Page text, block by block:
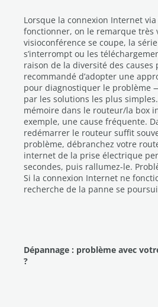
Lorsque la connexion Internet via
fonctionner, on le remarque très
visioconférence se coupe, la
s’interrompt ou les
raison de la diversité des causes
recommandé d’adopter une
pour diagnostiquer le problème
par les solutions les plus
mémoire dans le routeur/la box
exemple, une cause fréquente.
redémarrer le routeur suffit
problème, débranchez votre
internet de la prise électrique
secondes, puis rallumez-le.
Si la connexion Internet ne
recherche de la panne se
Dépannage : problème avec
?